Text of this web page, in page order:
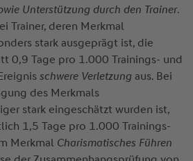
Unterstützung durch den Trainer.
Trainer, deren Merkmal
stark ausgeprägt ist, die
0,9 Tage pro 1.000 Trainings- und
schwere Verletzungaus. Bei
des Merkmals
stark eingeschätzt wurden ist,
1,5 Tage pro 1.000 Trainings-
Merkmal Charismatisches Führen